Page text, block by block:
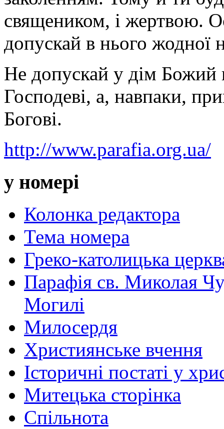
священиком, і жертвою.
допускай в нього жодної
Не допускай у дім Божий
Господеві, а, навпаки,
Богові.
http://www.parafia.org.ua/
у номері
Колонка редактора
Тема номера
Греко-католицька
Парафія св. Миколая
Могилі
Милосердя
Християнське вчення
Історичні постаті у
Митецька сторінка
Спільнота